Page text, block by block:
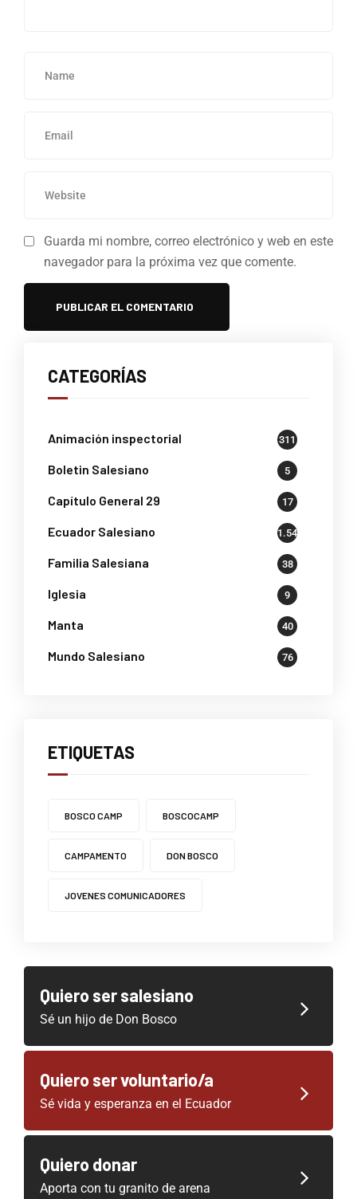
Guarda mi nombre, correo electrónico y web en este
navegador para la próxima vez que comente.
CATEGORÍAS
Animación inspectorial 311
Boletin Salesiano 5
Capítulo General 29 17
Ecuador Salesiano 1.541
Familia Salesiana 38
Iglesia 9
Manta 40
Mundo Salesiano 76
ETIQUETAS
BOSCO CAMP BOSCOCAMP
CAMPAMENTO DON BOSCO
JOVENES COMUNICADORES
Quiero ser salesiano
Sé un hijo de Don Bosco
Quiero ser voluntario/a
Sé vida y esperanza en el Ecuador
Quiero donar
Aporta con tu granito de arena